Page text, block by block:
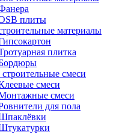
плиты
материалы
плитка
смеси
смеси
смеси
для пола